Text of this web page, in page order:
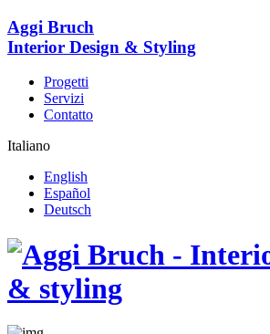
Aggi Bruch
Interior Design & Styling
Progetti
Servizi
Contatto
Italiano
English
Español
Deutsch